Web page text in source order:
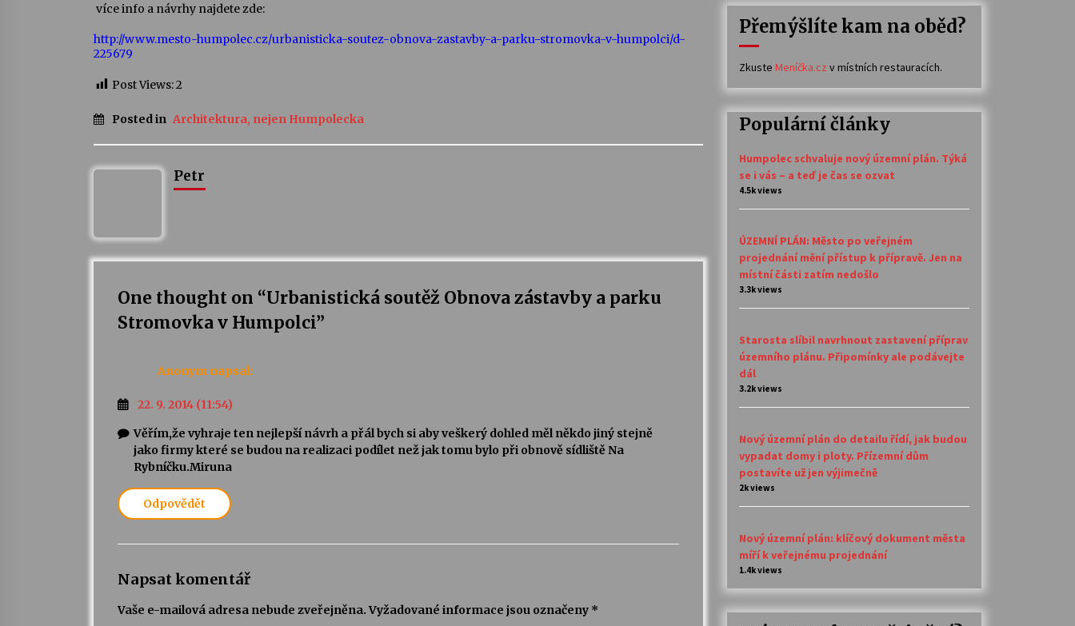
více info a návrhy najdete zde:
http://www.mesto-humpolec.cz/urbanisticka-soutez-obnova-zastavby-a-parku-stromovka-v-humpolci/d-
225679
Post Views:2
Posted in Architektura, nejen Humpolecka
Petr
One thought on “Urbanistická soutěž Obnova zástavby a parku
Stromovka v Humpolci”
Anonym napsal:
22. 9. 2014 (11:54)
Věřím,že vyhraje ten nejlepší návrh a přál bych si aby veškerý dohled měl někdo jiný stejně
jako firmy které se budou na realizaci podílet než jak tomu bylo při obnově sídliště Na
Rybníčku.Miruna
Odpovědět
Napsat komentář
Vaše e-mailová adresa nebude zveřejněna. Vyžadované informace jsou označeny *
Přemýšlíte kam na oběd?
Zkuste Meníčka.cz v místních restauracích.
Populární články
Humpolec schvaluje nový územní plán. Týká
se i vás – a teď je čas se ozvat
4.5k views
ÚZEMNÍ PLÁN: Město po veřejném
projednání mění přístup k přípravě. Jen na
místní části zatím nedošlo
3.3k views
Starosta slíbil navrhnout zastavení příprav
územního plánu. Připomínky ale podávejte
dál
3.2k views
Nový územní plán do detailu řídí, jak budou
vypadat domy i ploty. Přízemní dům
postavíte už jen výjimečně
2k views
Nový územní plán: klíčový dokument města
míří k veřejnému projednání
1.4k views